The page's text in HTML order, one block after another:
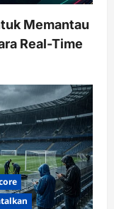
Memantau
Real-Time